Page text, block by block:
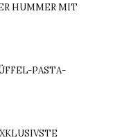
HUMMER MIT
PASTA-